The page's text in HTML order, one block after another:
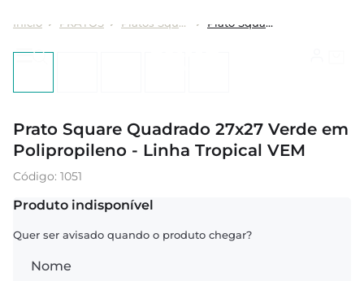
PRATOS Pratos Square Prato Square Quadrado 27x27 Verde em Polipropileno - Linha Tropical VEM
Prato Square Quadrado 27x27 Verde em
Polipropileno - Linha Tropical VEM
: 1051